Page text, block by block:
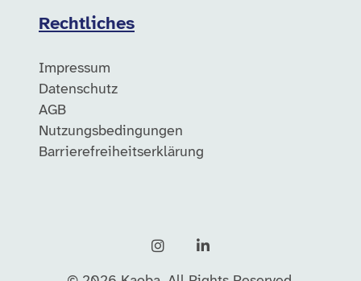
Rechtliches
Impressum
Datenschutz
AGB
Nutzungsbedingungen
Barrierefreiheitserklärung
InstagramLinkedIn